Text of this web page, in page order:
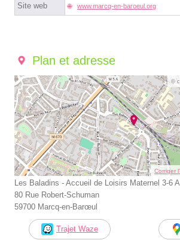
Site web www.marcq-en-baroeul.org
Plan et adresse
©
Corriger
Les Baladins - Accueil de Loisirs Maternel 3-6
80 Rue Robert-Schuman
59700 Marcq-en-Barœul
Trajet Waze